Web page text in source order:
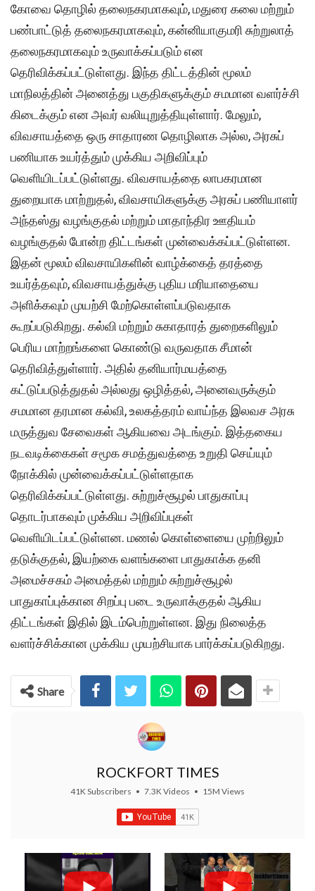
கோவை தொழில் தலைநகரமாகவும், மதுரை கலை மற்றும்
பண்பாட்டுத் தலைநகரமாகவும், கன்னியாகுமரி சுற்றுலாத்
தலைநகரமாகவும் உருவாக்கப்படும் என
தெரிவிக்கப்பட்டுள்ளது. இந்த திட்டத்தின் மூலம்
மாநிலத்தின் அனைத்து பகுதிகளுக்கும் சமமான வளர்ச்சி
கிடைக்கும் என அவர் வலியுறுத்தியுள்ளார். மேலும்,
விவசாயத்தை ஒரு சாதாரண தொழிலாக அல்ல, அரசுப்
பணியாக உயர்த்தும் முக்கிய அறிவிப்பும்
வெளியிடப்பட்டுள்ளது. விவசாயத்தை லாபகரமான
துறையாக மாற்றுதல், விவசாயிகளுக்கு அரசுப் பணியாளர்
அந்தஸ்து வழங்குதல் மற்றும் மாதாந்திர ஊதியம்
வழங்குதல் போன்ற திட்டங்கள் முன்வைக்கப்பட்டுள்ளன.
இதன் மூலம் விவசாயிகளின் வாழ்க்கைத் தரத்தை
உயர்த்தவும், விவசாயத்துக்கு புதிய மரியாதையை
அளிக்கவும் முயற்சி மேற்கொள்ளப்படுவதாக
கூறப்படுகிறது. கல்வி மற்றும் சுகாதாரத் துறைகளிலும்
பெரிய மாற்றங்களை கொண்டு வருவதாக சீமான்
தெரிவித்துள்ளார். அதில் தனியார்மயத்தை
கட்டுப்படுத்துதல் அல்லது ஒழித்தல், அனைவருக்கும்
சமமான தரமான கல்வி, உலகத்தரம் வாய்ந்த இலவச அரசு
மருத்துவ சேவைகள் ஆகியவை அடங்கும். இத்தகைய
நடவடிக்கைகள் சமூக சமத்துவத்தை உறுதி செய்யும்
நோக்கில் முன்வைக்கப்பட்டுள்ளதாக
தெரிவிக்கப்பட்டுள்ளது. சுற்றுச்சூழல் பாதுகாப்பு
தொடர்பாகவும் முக்கிய அறிவிப்புகள்
வெளியிடப்பட்டுள்ளன. மணல் கொள்ளையை முற்றிலும்
தடுக்குதல், இயற்கை வளங்களை பாதுகாக்க தனி
அமைச்சகம் அமைத்தல் மற்றும் சுற்றுச்சூழல்
பாதுகாப்புக்கான சிறப்பு படை உருவாக்குதல் ஆகிய
திட்டங்கள் இதில் இடம்பெற்றுள்ளன. இது நிலைத்த
வளர்ச்சிக்கான முக்கிய முயற்சியாக பார்க்கப்படுகிறது.
Share
ROCKFORT TIMES
41K Subscribers • 7.3K Videos • 15M Views